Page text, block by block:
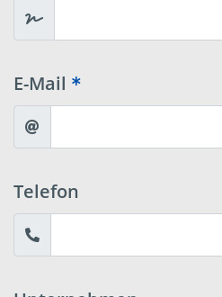
E-Mail
Telefon